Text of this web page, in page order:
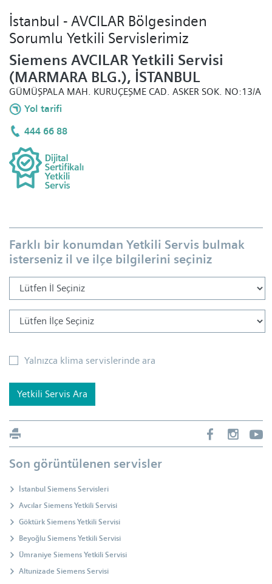
İstanbul - AVCILAR Bölgesinden
Sorumlu Yetkili Servislerimiz
Siemens AVCILAR Yetkili Servisi
(MARMARA BLG.), İSTANBUL
GÜMÜŞPALA MAH. KURUÇEŞME CAD. ASKER SOK. NO:13/A
Yol tarifi
444 66 88
Farklı bir konumdan Yetkili Servis bulmak
isterseniz il ve ilçe bilgilerini seçiniz
Yalnızca klima servislerinde ara
Yetkili Servis Ara
Son görüntülenen servisler
İstanbul Siemens Servisleri
Avcılar Siemens Yetkili Servisi
Göktürk Siemens Yetkili Servisi
Beyoğlu Siemens Yetkili Servisi
Ümraniye Siemens Yetkili Servisi
Altunizade Siemens Servisi